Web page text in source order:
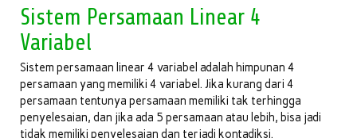
Sistem Persamaan Linear 4
Variabel
Sistem persamaan linear 4 variabel adalah himpunan 4
persamaan yang memiliki 4 variabel. Jika kurang dari 4
persamaan tentunya persamaan memiliki tak terhingga
penyelesaian, dan jika ada 5 persamaan atau lebih, bisa jadi
tidak memiliki penyelesaian dan terjadi kontadiksi.